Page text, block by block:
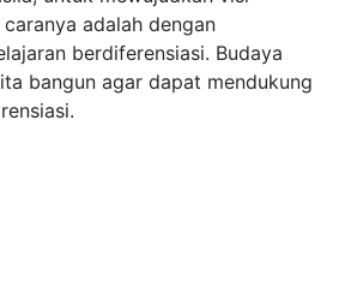
adalah dengan
berdiferensiasi. Budaya
bangun agar dapat mendukung